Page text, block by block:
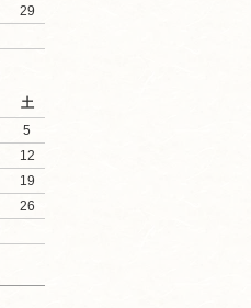
29
土
5
12
19
26